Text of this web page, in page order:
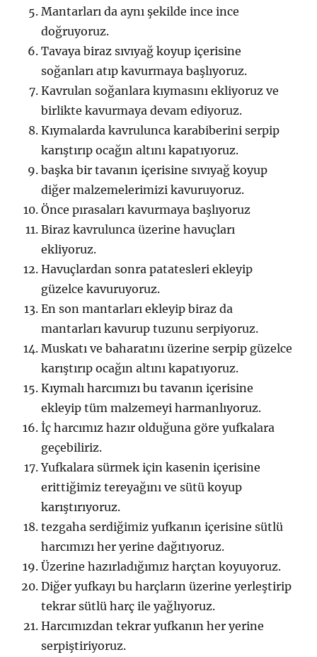
Mantarları da aynı şekilde ince ince
doğruyoruz.
Tavaya biraz sıvıyağ koyup içerisine
soğanları atıp kavurmaya başlıyoruz.
Kavrulan soğanlara kıymasını ekliyoruz ve
birlikte kavurmaya devam ediyoruz.
Kıymalarda kavrulunca karabiberini serpip
karıştırıp ocağın altını kapatıyoruz.
başka bir tavanın içerisine sıvıyağ koyup
diğer malzemelerimizi kavuruyoruz.
Önce pırasaları kavurmaya başlıyoruz
Biraz kavrulunca üzerine havuçları
ekliyoruz.
Havuçlardan sonra patatesleri ekleyip
güzelce kavuruyoruz.
En son mantarları ekleyip biraz da
mantarları kavurup tuzunu serpiyoruz.
Muskatı ve baharatını üzerine serpip güzelce
karıştırıp ocağın altını kapatıyoruz.
Kıymalı harcımızı bu tavanın içerisine
ekleyip tüm malzemeyi harmanlıyoruz.
İç harcımız hazır olduğuna göre yufkalara
geçebiliriz.
Yufkalara sürmek için kasenin içerisine
erittiğimiz tereyağını ve sütü koyup
karıştırıyoruz.
tezgaha serdiğimiz yufkanın içerisine sütlü
harcımızı her yerine dağıtıyoruz.
Üzerine hazırladığımız harçtan koyuyoruz.
Diğer yufkayı bu harçların üzerine yerleştirip
tekrar sütlü harç ile yağlıyoruz.
Harcımızdan tekrar yufkanın her yerine
serpiştiriyoruz.